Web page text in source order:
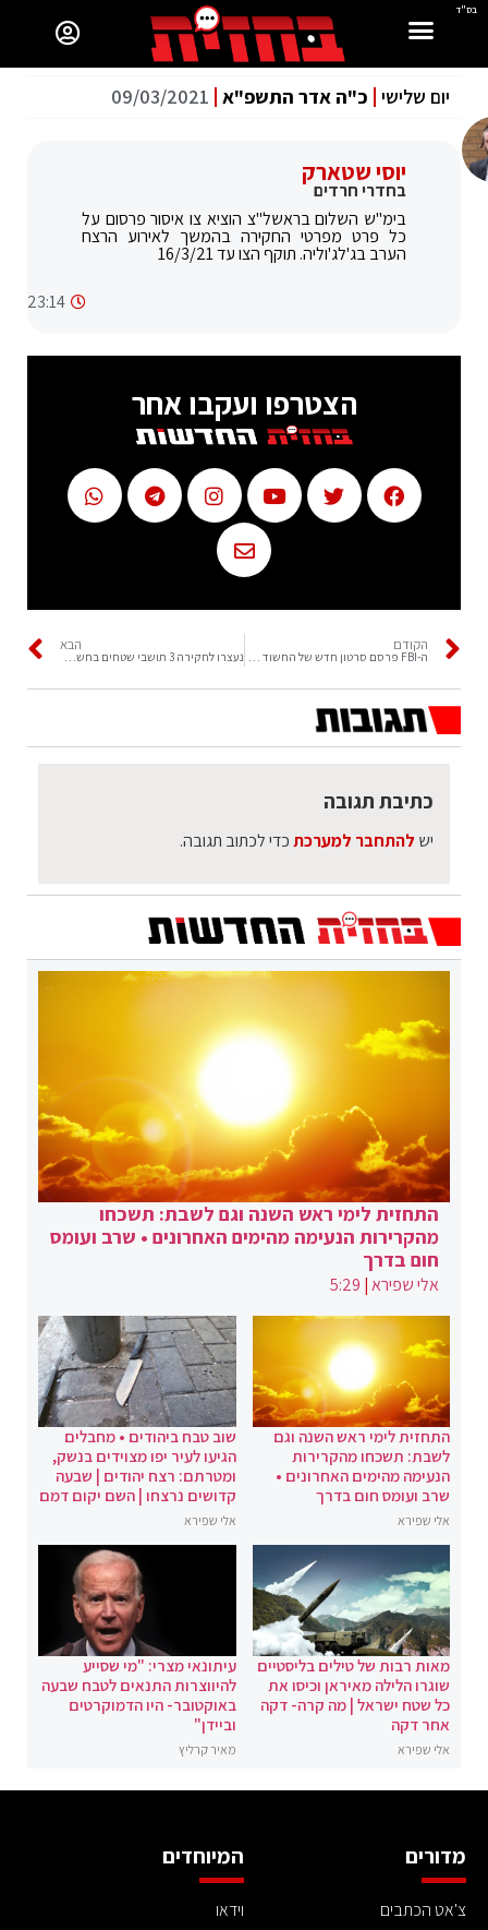
בס"ד
יום שלישי כ"ה אדר התשפ"א 09/03/2021
יוסי שטארק
בחדרי חרדים
בימ"ש השלום בראשל"צ הוציא צו איסור פרסום על
כל פרט מפרטי החקירה בהמשך לאירוע הרצח
הערב בג'לג'וליה. תוקף הצו עד 16/3/21
23:14
הצטרפו ועקבו אחר
הקודם הבא
כתיבת תגובה
יש להתחבר למערכתכדי לכתוב תגובה.
התחזית לימי ראש השנה וגם לשבת: תשכחו
מהקרירות הנעימה מהימים האחרונים • שרב ועומס
חום בדרך
אלי שפירא|
5:29
התחזית לימי ראש השנה וגם
לשבת: תשכחו מהקרירות
הנעימה מהימים האחרונים •
שרב ועומס חום בדרך
אלי שפירא
שוב טבח ביהודים • מחבלים
הגיעו לעיר יפו מצוידים בנשק,
ומטרתם: רצח יהודים | שבעה
קדושים נרצחו | השם יקום דמם
אלי שפירא
מאות רבות של טילים בליסטיים
שוגרו הלילה מאיראן וכיסו את
כל שטח ישראל | מה קרה- דקה
אחר דקה
אלי שפירא
עיתונאי מצרי: "מי שסייע
להיווצרות התנאים לטבח שבעה
באוקטובר- היו הדמוקרטים
וביידן"
מאיר קרליץ
מדורים
צ'אט הכתבים
המיוחדים
וידאו